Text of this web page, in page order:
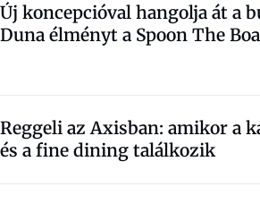
Új koncepcióval hangolja át a
Duna élményt a Spoon The
Reggeli az Axisban: amikor a
és a fine dining találkozik